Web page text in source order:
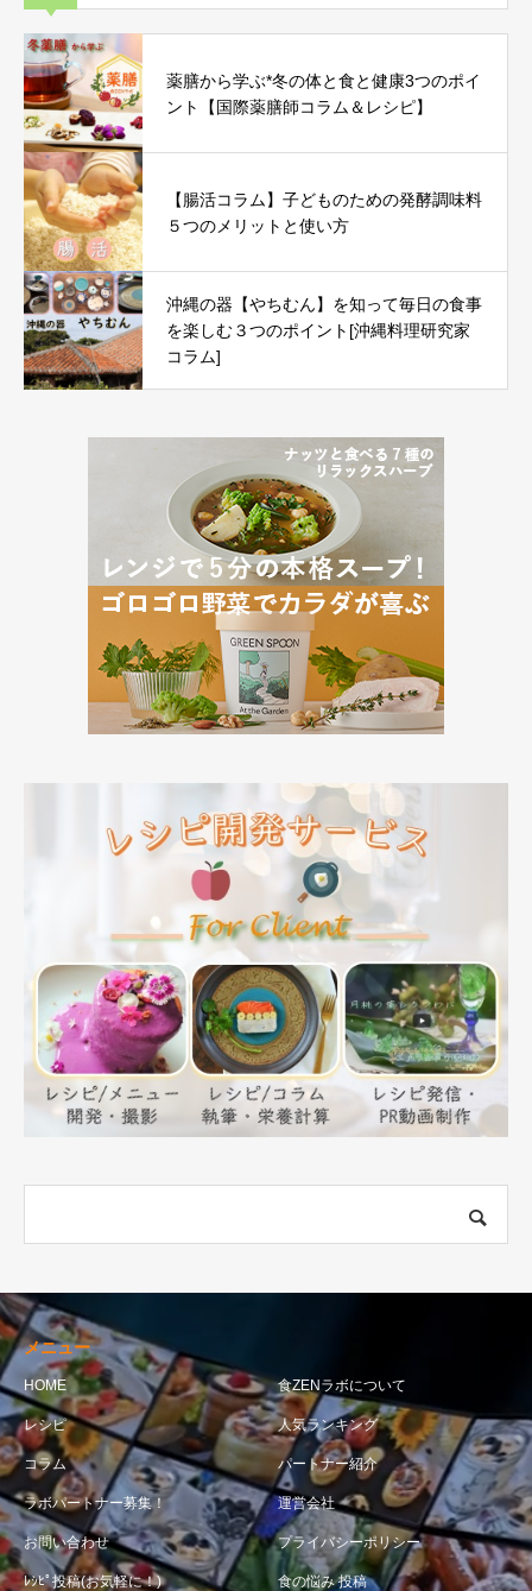
薬膳から学ぶ*冬の体と食と健康3つのポイ
ント【国際薬膳師コラム＆レシピ】
【腸活コラム】子どものための発酵調味料
５つのメリットと使い方
沖縄の器【やちむん】を知って毎日の食事
を楽しむ３つのポイント[沖縄料理研究家
コラム]
メニュー
HOME 食ZENラボについて
レシピ 人気ランキング
コラム パートナー紹介
ラボパートナー募集！ 運営会社
お問い合わせ プライバシーポリシー
ﾚｼﾋﾟ投稿(お気軽に！) 食の悩み 投稿